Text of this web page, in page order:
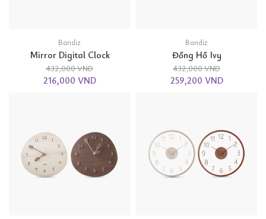
Bandiz
Mirror Digital Clock
432,000 VND
216,000 VND
Bandiz
Đồng Hồ Ivy
432,000 VND
259,200 VND